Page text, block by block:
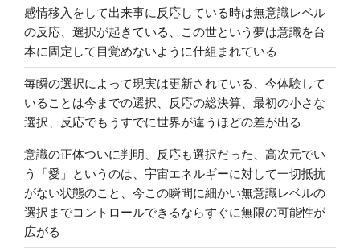
感情移入をして出来事に反応している時は無意識レベル
の反応、選択が起きている、この世という夢は意識を台
本に固定して目覚めないように仕組まれている
毎瞬の選択によって現実は更新されている、今体験して
いることは今までの選択、反応の総決算、最初の小さな
選択、反応でもうすでに世界が違うほどの差が出る
意識の正体ついに判明、反応も選択だった、高次元でい
う「愛」というのは、宇宙エネルギーに対して一切抵抗
がない状態のこと、今この瞬間に細かい無意識レベルの
選択までコントロールできるならすぐに無限の可能性が
広がる